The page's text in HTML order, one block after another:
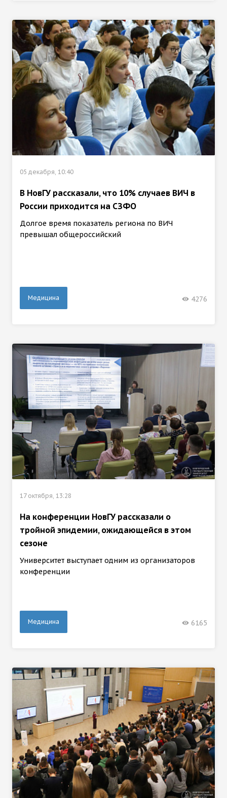
05 декабря, 10:40
В НовГУ рассказали, что 10% случаев ВИЧ в
России приходится на СЗФО
Долгое время показатель региона по ВИЧ
превышал общероссийский
Медицина 4276
17 октября, 13:28
На конференции НовГУ рассказали о
тройной эпидемии, ожидающейся в этом
сезоне
Университет выступает одним из организаторов
конференции
Медицина 6165